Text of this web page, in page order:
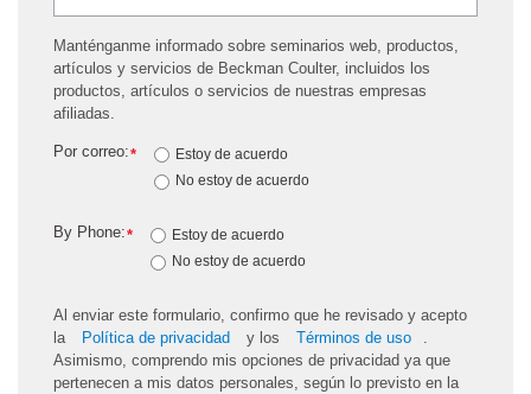
Manténganme informado sobre seminarios web, productos,
artículos y servicios de Beckman Coulter, incluidos los
productos, artículos o servicios de nuestras empresas
afiliadas.
*
Por correo:
Estoy de acuerdo
No estoy de acuerdo
*
By Phone:
Estoy de acuerdo
No estoy de acuerdo
Al enviar este formulario, confirmo que he revisado y acepto
la
Política de privacidad y los Términos de uso
Asimismo, comprendo mis opciones de privacidad ya que
pertenecen a mis datos personales, según lo previsto en la